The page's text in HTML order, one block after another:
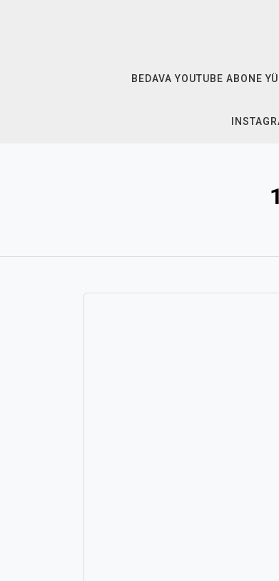
BEDAVA YOUTUBE ABONE